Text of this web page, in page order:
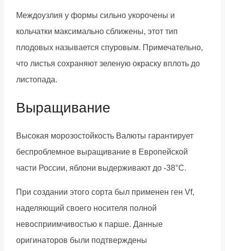
Междоузлия у формы сильно укорочены и
кольчатки максимально сближены, этот тип
плодовых называется спуровым. Примечательно,
что листья сохраняют зеленую окраску вплоть до
листопада.
Выращивание
Высокая морозостойкость Валюты гарантирует
беспроблемное выращивание в Европейской
части России, яблони выдерживают до -38°С.
При создании этого сорта был применен ген Vf,
наделяющий своего носителя полной
невосприимчивостью к парше. Данные
оригинаторов были подтверждены